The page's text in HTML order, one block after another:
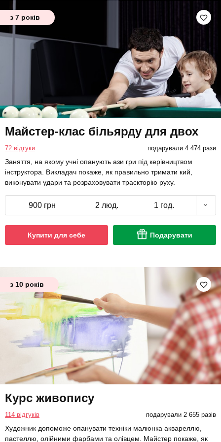
з 7 років
Майстер-клас більярду для двох
72 відгуки подарували 4 474 рази
Заняття, на якому учні опанують ази гри під керівництвом
інструктора. Викладач покаже, як правильно тримати кий,
виконувати удари та розраховувати траєкторію руху.
900 грн 2 люд. 1 год.
Купити для себе Подарувати
з 10 років
Курс живопису
114 відгуків подарували 2 655 разів
Художник допоможе опанувати техніки малюнка аквареллю,
пастеллю, олійними фарбами та олівцем. Майстер покаже, як